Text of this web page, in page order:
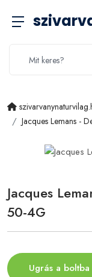
Jacques Lemans -
Jacques
50-4G
Ugrás a boltba